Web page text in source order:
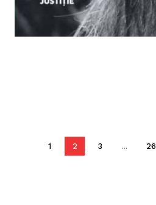
1 2 3 ... 26